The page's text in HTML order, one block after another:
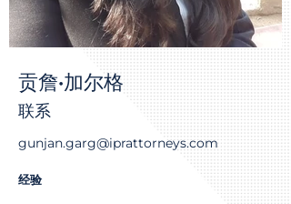
贡詹·加尔格
联系
gunjan.garg@iprattorneys.com
经验